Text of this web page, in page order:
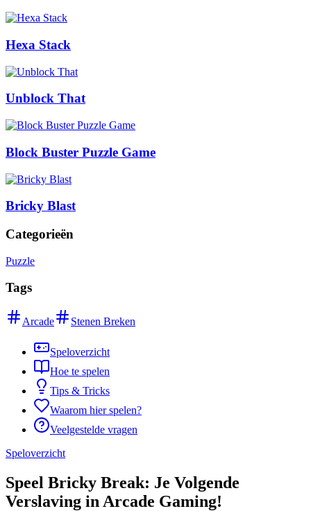
Hexa Stack
Unblock That
Block Buster Puzzle Game
Bricky Blast
Categorieën
Puzzle
Tags
Arcade Stenen Breken
Speloverzicht
Hoe te spelen
Tips & Tricks
Waarom hier spelen?
Veelgestelde vragen
Speloverzicht
Speel Bricky Break: Je Volgende
Verslaving in Arcade Gaming!